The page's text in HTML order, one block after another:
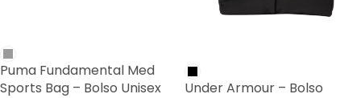
Puma Fundamental Med
Sports Bag – Bolso Unisex
Under Armour – Bolso